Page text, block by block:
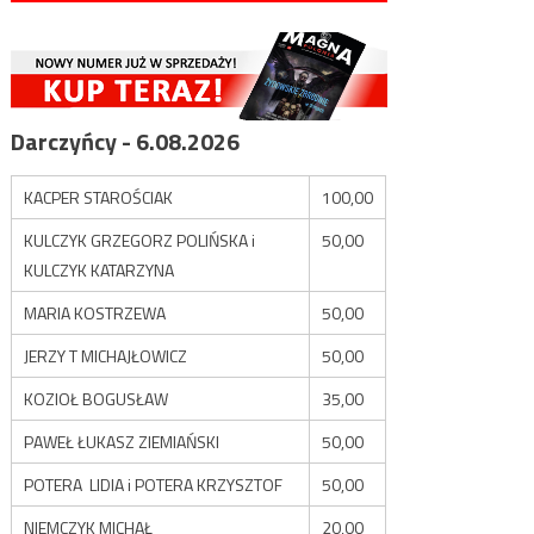
Darczyńcy - 6.08.2026
KACPER STAROŚCIAK
100,00
KULCZYK GRZEGORZ POLIŃSKA i
KULCZYK KATARZYNA
50,00
MARIA KOSTRZEWA
50,00
JERZY T MICHAJŁOWICZ
50,00
KOZIOŁ BOGUSŁAW
35,00
PAWEŁ ŁUKASZ ZIEMIAŃSKI
50,00
POTERA LIDIA i POTERA KRZYSZTOF
50,00
NIEMCZYK MICHAŁ
20,00